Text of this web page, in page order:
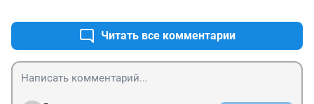
Читать все комментарии